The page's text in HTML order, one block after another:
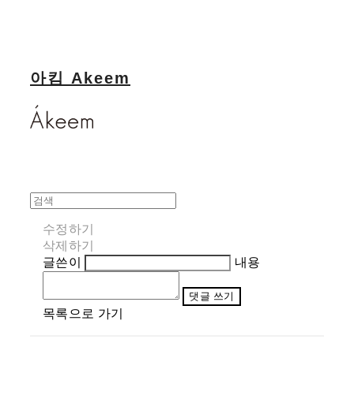
아킴 Akeem
수정하기
삭제하기
글쓴이
내용
댓글 쓰기
목록으로 가기